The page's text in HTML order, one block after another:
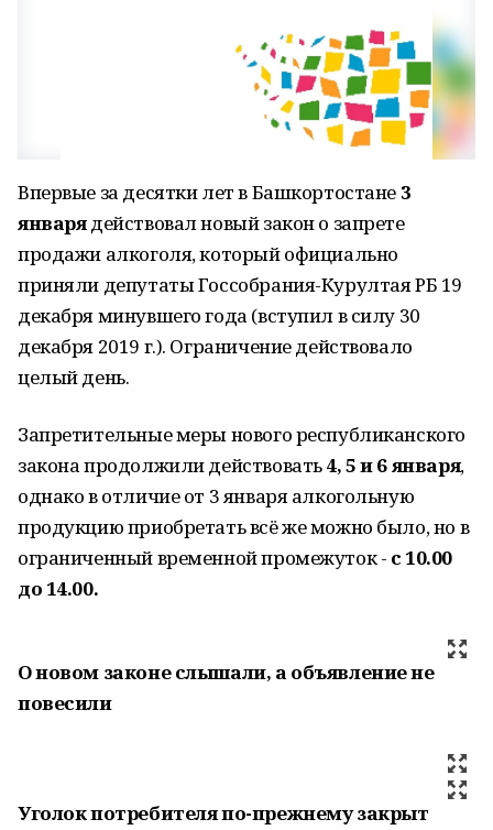
Впервые за десятки лет в Башкортостане 3
январядействовал новый закон о запрете
продажи алкоголя, который официально
приняли депутаты Госсобрания-Курултая РБ 19
декабря минувшего года (вступил в силу 30
декабря 2019 г.). Ограничение действовало
целый день.
Запретительные меры нового республиканского
закона продолжили действовать4, 5 и 6 января,
однако в отличие от 3 января алкогольную
продукцию приобретать всё же можно было, но в
ограниченный временной промежуток - с 10.00
до 14.00.
О новом законе слышали, а объявление не
повесили
Уголок потребителя по-прежнему закрыт